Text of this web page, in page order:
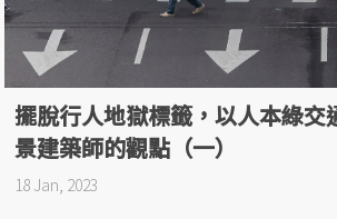
擺脫行人地獄標籤，以人本綠交
景建築師的觀點（一）
18 Jan, 2023